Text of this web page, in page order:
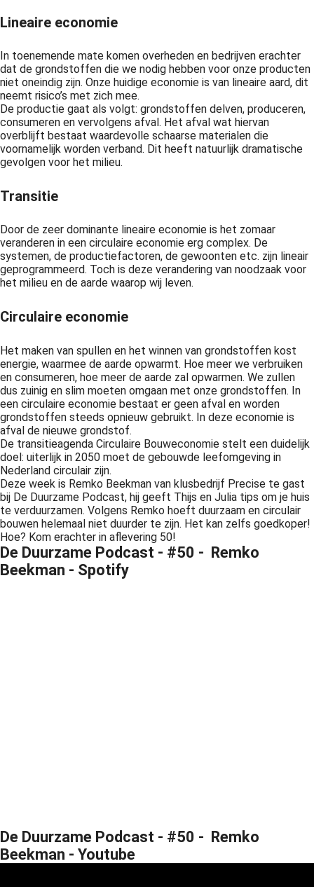
Lineaire economie
In toenemende mate komen overheden en bedrijven erachter
dat de grondstoffen die we nodig hebben voor onze producten
niet oneindig zijn. Onze huidige economie is van lineaire aard, dit
neemt risico’s met zich mee.
De productie gaat als volgt: grondstoffen delven, produceren,
consumeren en vervolgens afval. Het afval wat hiervan
overblijft bestaat waardevolle schaarse materialen die
voornamelijk worden verband. Dit heeft natuurlijk dramatische
gevolgen voor het milieu.
Transitie
Door de zeer dominante lineaire economie is het zomaar
veranderen in een circulaire economie erg complex. De
systemen, de productiefactoren, de gewoonten etc. zijn lineair
geprogrammeerd. Toch is deze verandering van noodzaak voor
het milieu en de aarde waarop wij leven.
Circulaire economie
Het maken van spullen en het winnen van grondstoffen kost
energie, waarmee de aarde opwarmt. Hoe meer we verbruiken
en consumeren, hoe meer de aarde zal opwarmen. We zullen
dus zuinig en slim moeten omgaan met onze grondstoffen. In
een circulaire economie bestaat er geen afval en worden
grondstoffen steeds opnieuw gebruikt. In deze economie is
afval de nieuwe grondstof.
De transitieagenda Circulaire Bouweconomie stelt een duidelijk
doel: uiterlijk in 2050 moet de gebouwde leefomgeving in
Nederland circulair zijn.
Deze week is Remko Beekman van klusbedrijf Precise te gast
bij De Duurzame Podcast, hij geeft Thijs en Julia tips om je huis
te verduurzamen. Volgens Remko hoeft duurzaam en circulair
bouwen helemaal niet duurder te zijn. Het kan zelfs goedkoper!
Hoe? Kom erachter in aflevering 50!
De Duurzame Podcast - #50 - Remko
Beekman - Spotify
De Duurzame Podcast - #50 - Remko
Beekman - Youtube